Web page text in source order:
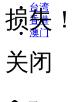
台湾
香港
澳门
损失！
关闭